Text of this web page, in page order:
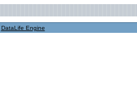
DataLife Engine